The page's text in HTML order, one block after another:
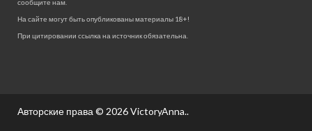
сообщите нам.
На сайте могут быть опубликованы материалы 18+!
При цитировании ссылка на источник обязательна.
Авторские права © 2026VictoryAnna..